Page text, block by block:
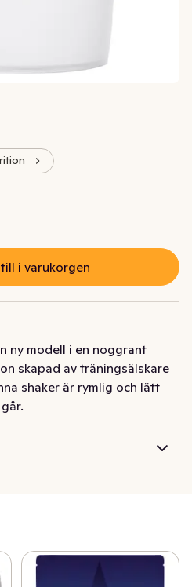
i varukorgen
ny modell i en noggrant
skapad av träningsälskare
shaker är rymlig och lätt